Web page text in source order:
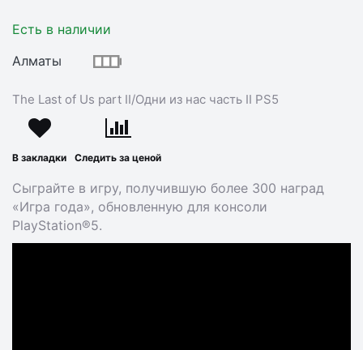
Есть в наличии
Алматы
The Last of Us part II/Одни из нас часть II PS5
В закладки Следить за ценой
Сыграйте в игру, получившую более 300 наград
«Игра года», обновленную для консоли
PlayStation®5.